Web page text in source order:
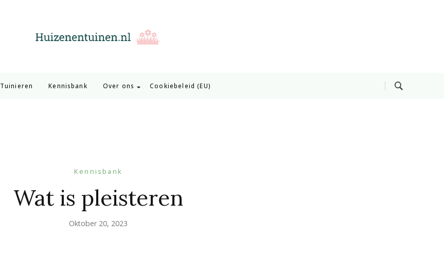
Tuinieren Kennisbank Over ons Cookiebeleid (EU)
Kennisbank
Wat is pleisteren
Oktober 20, 2023